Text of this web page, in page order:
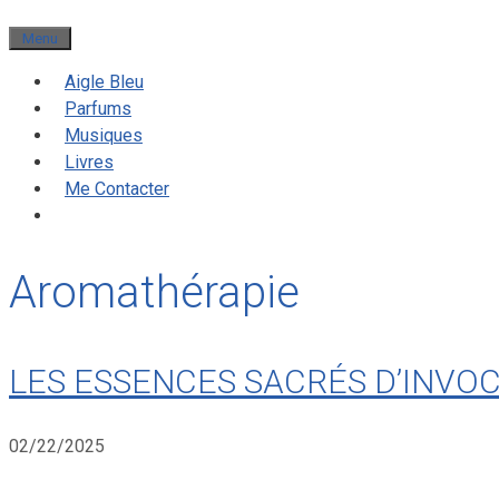
Menu
Aigle Bleu
Parfums
Musiques
Livres
Me Contacter
Aromathérapie
LES ESSENCES SACRÉS
02/22/2025